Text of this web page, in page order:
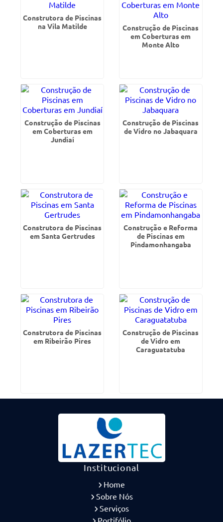
Construtora de Piscinas
na Vila Matilde
Construção de Piscinas
em Coberturas em
Monte Alto
Construção de Piscinas
em Coberturas em
Jundiaí
Construção de Piscinas
de Vidro no Jabaquara
Construtora de Piscinas
em Santa Gertrudes
Construção e Reforma
de Piscinas em
Pindamonhangaba
Construtora de Piscinas
em Ribeirão Pires
Construção de Piscinas
de Vidro em
Caraguatatuba
Institucional
Home
Sobre Nós
Serviços
Portifólio